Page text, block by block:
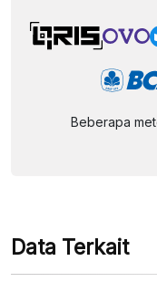
Beberapa
Data Terkait